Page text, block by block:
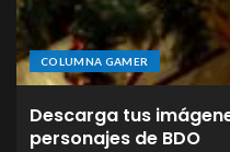
COLUMNA GAMER
Descarga tus
personajes de BDO